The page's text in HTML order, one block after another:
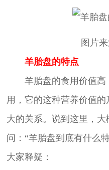
图片
羊胎盘的特点
羊胎盘的食用价值高
用，它的这种营养价值
大的关系。说到这里，
问：“羊胎盘到底有什么
大家释疑：